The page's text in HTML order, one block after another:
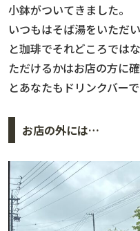
小鉢がついてきました。
いつもはそば湯をいただ
と珈琲でそれどころでは
ただけるかはお店の方に
とあなたもドリンクバー
お店の外には…